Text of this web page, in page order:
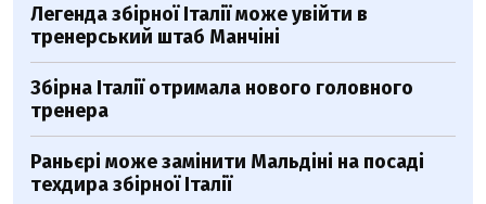
Легенда збірної Італії може увійти в
тренерський штаб Манчіні
Збірна Італії отримала нового головного
тренера
Раньєрі може замінити Мальдіні на посаді
техдира збірної Італії